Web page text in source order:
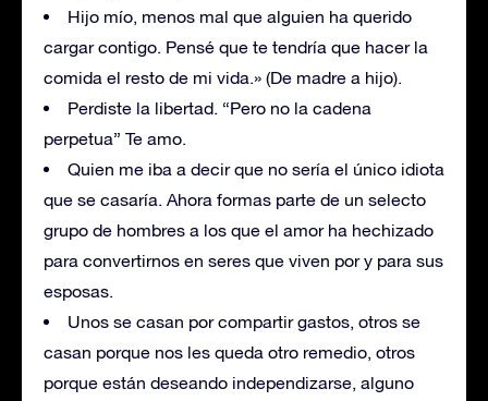
Hijo mío, menos mal que alguien ha querido
cargar contigo. Pensé que te tendría que hacer la
comida el resto de mi vida.» (De madre a hijo).
Perdiste la libertad. “Pero no la cadena
perpetua” Te amo.
Quien me iba a decir que no sería el único idiota
que se casaría. Ahora formas parte de un selecto
grupo de hombres a los que el amor ha hechizado
para convertirnos en seres que viven por y para sus
esposas.
Unos se casan por compartir gastos, otros se
casan porque nos les queda otro remedio, otros
porque están deseando independizarse, alguno